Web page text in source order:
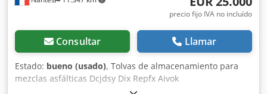
precio fijo IVA no incluído
Consultar Llamar
Estado: bueno (usado), Tolvas de almacenamiento para
mezclas asfálticas Dcjdsy Dix Repfx Aivok